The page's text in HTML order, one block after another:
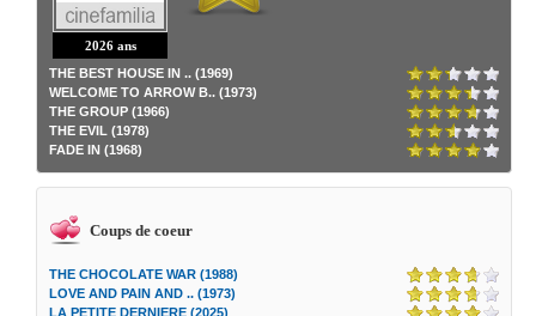
2026 ans
THE BEST HOUSE IN .. (1969)
WELCOME TO ARROW B.. (1973)
THE GROUP (1966)
THE EVIL (1978)
FADE IN (1968)
Coups de coeur
THE CHOCOLATE WAR (1988)
LOVE AND PAIN AND .. (1973)
LA PETITE DERNIERE (2025)